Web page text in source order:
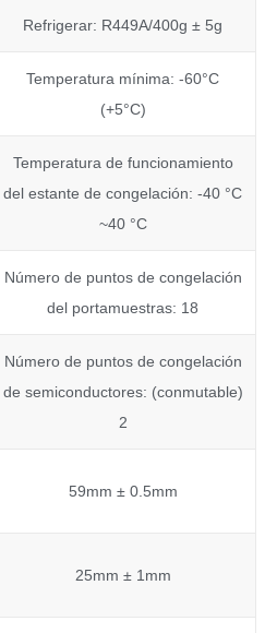
Refrigerar: R449A/400g ± 5g
Temperatura mínima: -60°C
(+5°C)
Temperatura de funcionamiento
del estante de congelación: -40 °C
~40 °C
Número de puntos de congelación
del portamuestras: 18
Número de puntos de congelación
de semiconductores: (conmutable)
2
59mm ± 0.5mm
25mm ± 1mm